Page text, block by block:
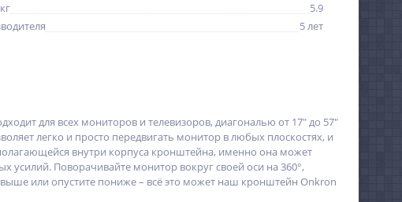
5.9
5 лет
для всех мониторов и телевизоров, диагональю от 17" до 57"
легко и просто передвигать монитор в любых плоскостях, и
внутри корпуса кронштейна, именно она может
Поворачивайте монитор вокруг своей оси на 360°,
или опустите пониже – всё это может наш кронштейн Onkron